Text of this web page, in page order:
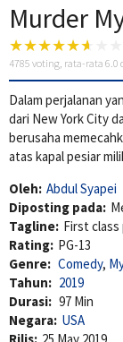
Murder
4785 voting, rata-rata 6.0
Dalam perjalanan
dari New York City
berusaha
atas kapal pesiar
Oleh: Abdul Syapei
Diposting pada:
Tagline: First
Rating: PG-13
Genre: Comedy,
Tahun: 2019
Durasi: 97 Min
Negara: USA